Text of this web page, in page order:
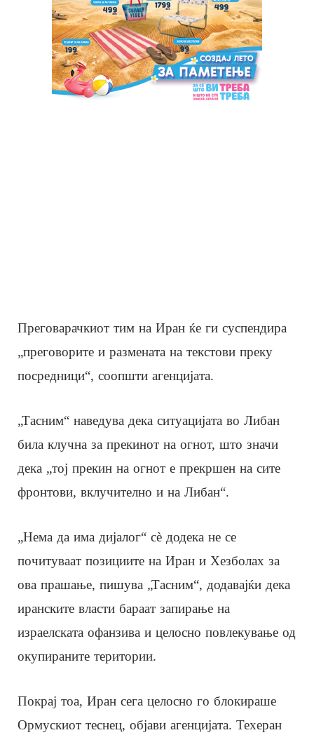
Преговарачкиот тим на Иран ќе ги суспендира
„преговорите и размената на текстови преку
посредници“, соопшти агенцијата.
„Тасним“ наведува дека ситуацијата во Либан
била клучна за прекинот на огнот, што значи
дека „тој прекин на огнот е прекршен на сите
фронтови, вклучително и на Либан“.
„Нема да има дијалог“ сè додека не се
почитуваат позициите на Иран и Хезболах за
ова прашање, пишува „Тасним“, додавајќи дека
иранските власти бараат запирање на
израелската офанзива и целосно повлекување од
окупираните територии.
Покрај тоа, Иран сега целосно го блокираше
Ормускиот теснец, објави агенцијата. Техеран